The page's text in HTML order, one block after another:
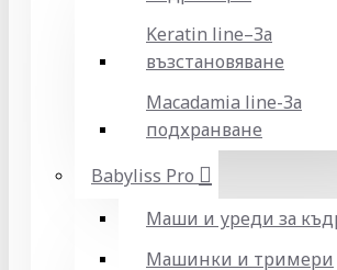
Keratin line–За
възстановяване
Macadamia line-За
подхранване
Babyliss Pro
Маши и уреди за
Машинки и тримери